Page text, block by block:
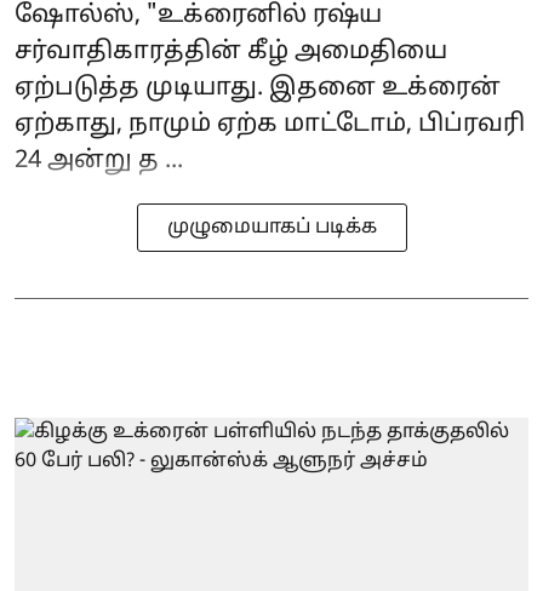
ஷோல்ஸ், "உக்ரைனில் ரஷ்ய
சர்வாதிகாரத்தின் கீழ் அமைதியை
ஏற்படுத்த முடியாது. இதனை உக்ரைன்
ஏற்காது, நாமும் ஏற்க மாட்டோம், பிப்ரவரி
24 அன்று த ...
முழுமையாகப் படிக்க